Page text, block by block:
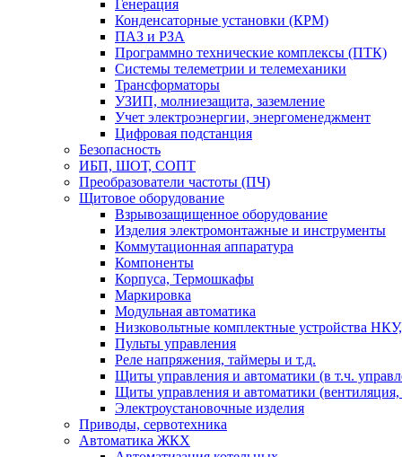
Генерация
Конденсаторные установки (КРМ)
ПАЗ и РЗА
Программно технические комплексы (ПТК)
Системы телеметрии и телемеханики
Трансформаторы
УЗИП, молниезащита, заземление
Учет электроэнергии, энергоменеджмент
Цифровая подстанция
Безопасность
ИБП, ШОТ, СОПТ
Преобразователи частоты (ПЧ)
Щитовое оборудование
Взрывозащищенное оборудование
Изделия электромонтажные и инструменты
Коммутационная аппаратура
Компоненты
Корпуса, Термошкафы
Маркировка
Модульная автоматика
Низковольтные комплектные устройства
Пульты управления
Реле напряжения, таймеры и т.д.
Щиты управления и автоматики (в т.ч.
Щиты управления и автоматики (вентиляция,
Электроустановочные изделия
Приводы, сервотехника
Автоматика ЖКХ